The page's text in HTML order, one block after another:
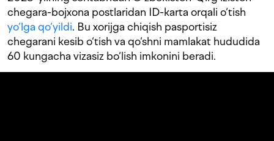
chegara-bojxona postlaridan ID-karta orqali o‘tish
yo‘lga qo‘yildi. Bu xorijga chiqish pasportisiz
chegarani kesib o‘tish va qo‘shni mamlakat hududida
60 kungacha vizasiz bo‘lish imkonini beradi.